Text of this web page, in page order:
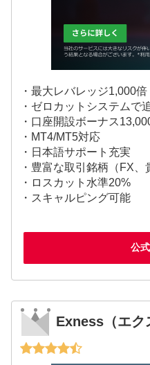
・最大レバレッジ1,000倍
・ゼロカットシステムで
・口座開設ボーナス
・MT4/MT5対応
・日本語サポート充実
・豊富な取引銘柄（FX、
・ロスカット水準20%
・スキャルピング可能
公
Exness（エク